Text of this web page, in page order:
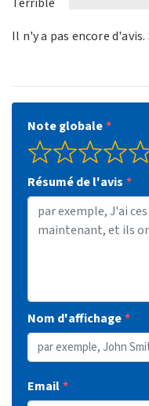
Note globale
Résumé de l'avis
Nom d'affichage
Email
Il n'y a pas encore